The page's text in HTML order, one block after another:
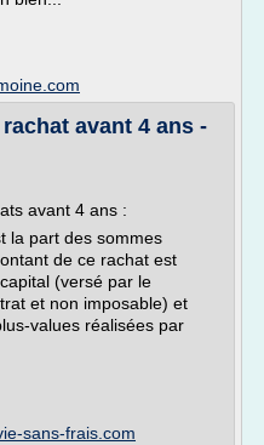
avant 4 ans -
avant 4 ans :
la part des sommes
de ce rachat est
(versé par le
et non imposable) et
values réalisées par
sans-frais.com